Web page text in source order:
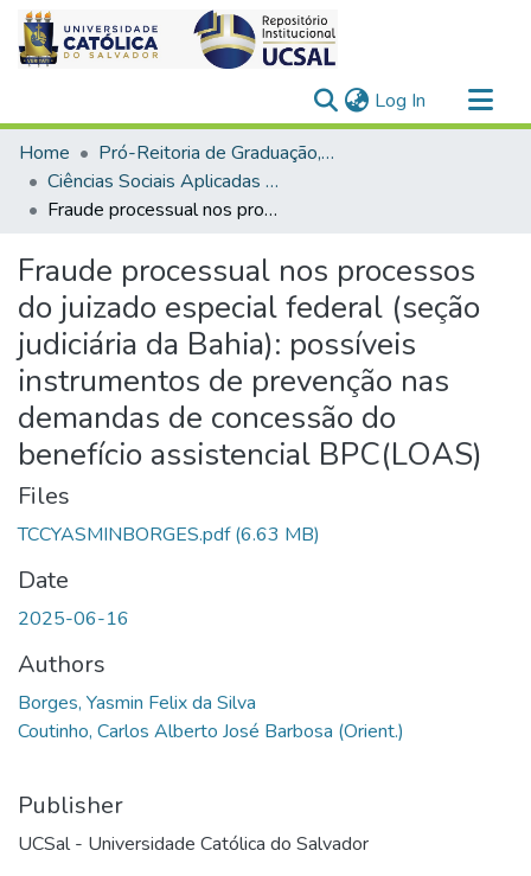
Log In (current)
Communities & Collections
All of DSpace
Statistics
Home
Pró-Reitoria de Graduação, Extensão e Ação Comunitária
Ciências Sociais Aplicadas > Direito
Fraude processual nos processos do juizado especial federal (seção judiciária da Bahia): possíveis instrumentos de prevenção nas demandas de concessão do benefício assistencial BPC(LOAS)
Fraude processual nos processos
do juizado especial federal (seção
judiciária da Bahia): possíveis
instrumentos de prevenção nas
demandas de concessão do
benefício assistencial BPC(LOAS)
Files
TCCYASMINBORGES.pdf(6.63 MB)
Date
2025-06-16
Authors
Borges, Yasmin Felix da Silva
Coutinho, Carlos Alberto José Barbosa (Orient.)
Publisher
UCSal - Universidade Católica do Salvador